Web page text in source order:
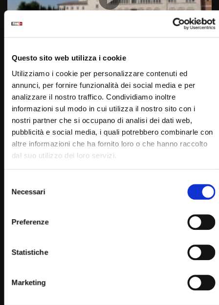
Questo sito web utilizza i cookie
Utilizziamo i cookie per personalizzare contenuti ed
annunci, per fornire funzionalità dei social media e per
analizzare il nostro traffico. Condividiamo inoltre
informazioni sul modo in cui utilizza il nostro sito con i
nostri partner che si occupano di analisi dei dati web,
pubblicità e social media, i quali potrebbero combinarle con
altre informazioni che ha fornito loro o che hanno raccolto
dal suo utilizzo dei loro servizi.
delNecessari
Preferenze
Statistiche
Marketing
Santa Rosario e Santa Messa – 22 febbraio 2023 –
Mercoledì delle Ceneri (fr. Francesco Dileo)
STAFF
22/02/2023
Ordinazione sacerdotale di don Danilo Martino 10
aprile 2021
0
15K